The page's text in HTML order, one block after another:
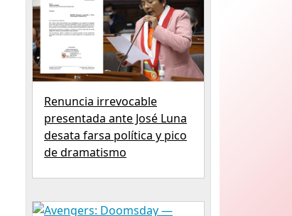
Renuncia irrevocable
presentada ante José Luna
desata farsa política y pico
de dramatismo